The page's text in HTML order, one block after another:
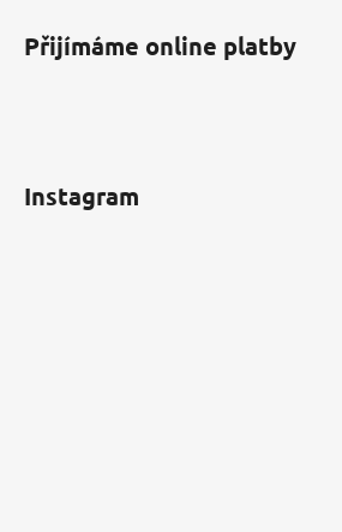
Přijímáme online platby
Instagram